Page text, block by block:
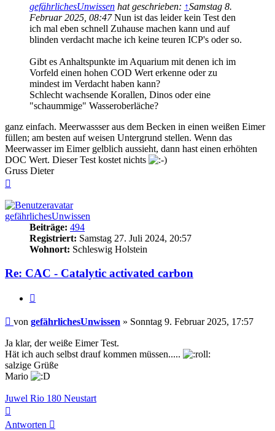
gefährlichesUnwissen hat geschrieben: ↑Samstag 8.
Februar 2025, 08:47Nun ist das leider kein Test den
ich mal eben schnell Zuhause machen kann und auf
blinden verdacht mache ich keine teuren ICP's oder so.
Gibt es Anhaltspunkte im Aquarium mit denen ich im
Vorfeld einen hohen COD Wert erkenne oder zu
mindest im Verdacht haben kann?
Schlecht wachsende Korallen, Dinos oder eine
"schaummige" Wasseroberläche?
ganz einfach. Meerwassser aus dem Becken in einen weißen Eimer
füllen; am besten auf weisen Untergrund stellen. Wenn das
Meerwasser im Eimer gelblich aussieht, dann hast einen erhöhten
DOC Wert. Dieser Test kostet nichts
Gruss Dieter
gefährlichesUnwissen
Beiträge: 494
Registriert: Samstag 27. Juli 2024, 20:57
Wohnort: Schleswig Holstein
Re: CAC - Catalytic activated carbon
Beitrag
von gefährlichesUnwissen » Sonntag 9. Februar 2025, 17:57
Ja klar, der weiße Eimer Test.
Hät ich auch selbst drauf kommen müssen.....
salzige Grüße
Mario
Juwel Rio 180 Neustart
oben
Antworten